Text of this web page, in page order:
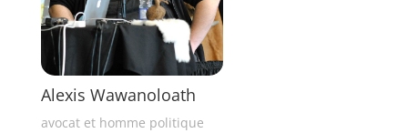
Alexis Wawanoloath
avocat et homme politique